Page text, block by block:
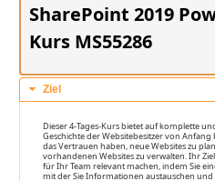
SharePoint 2019
Kurs MS55286
Ziel
Dieser 4-Tages-Kurs bietet auf komplette
Geschichte der Websitebesitzer von Anfang
das Vertrauen haben, neue Websites zu
vorhandenen Websites zu verwalten. Ihr
für Ihr Team relevant machen, indem Sie
mit der Sie Informationen austauschen